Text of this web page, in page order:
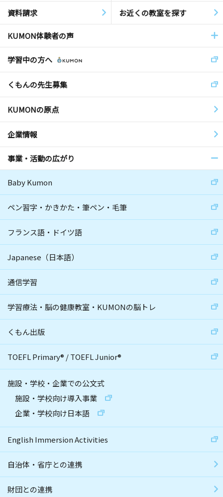
資料請求 お近くの教室を探す
KUMON体験者の声
学習中の方へ
くもんの先生募集
KUMONの原点
企業情報
事業・活動の広がり
Baby Kumon
ペン習字・かきかた・筆ペン・毛筆
フランス語・ドイツ語
Japanese（日本語）
通信学習
学習療法・脳の健康教室・KUMONの脳トレ
くもん出版
TOEFL Primary® /TOEFL Junior®
施設・学校・企業での公文式
施設・学校向け導入事業
企業・学校向け日本語
English Immersion Activities
自治体・省庁との連携
財団との連携